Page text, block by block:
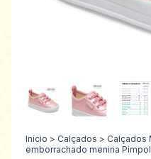
Início > Calçados > Calçados
emborrachado menina